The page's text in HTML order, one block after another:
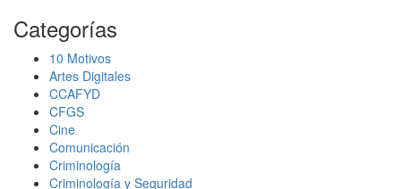
Categorías
10 Motivos
Artes Digitales
CCAFYD
CFGS
Cine
Comunicación
Criminología
Criminología y Seguridad